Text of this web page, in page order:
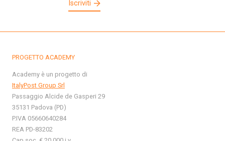
Iscriviti
PROGETTO ACADEMY
Academy è un progetto di
ItalyPost Group Srl
Passaggio Alcide de Gasperi 29
35131 Padova (PD)
P.IVA 05660640284
REA PD-83202